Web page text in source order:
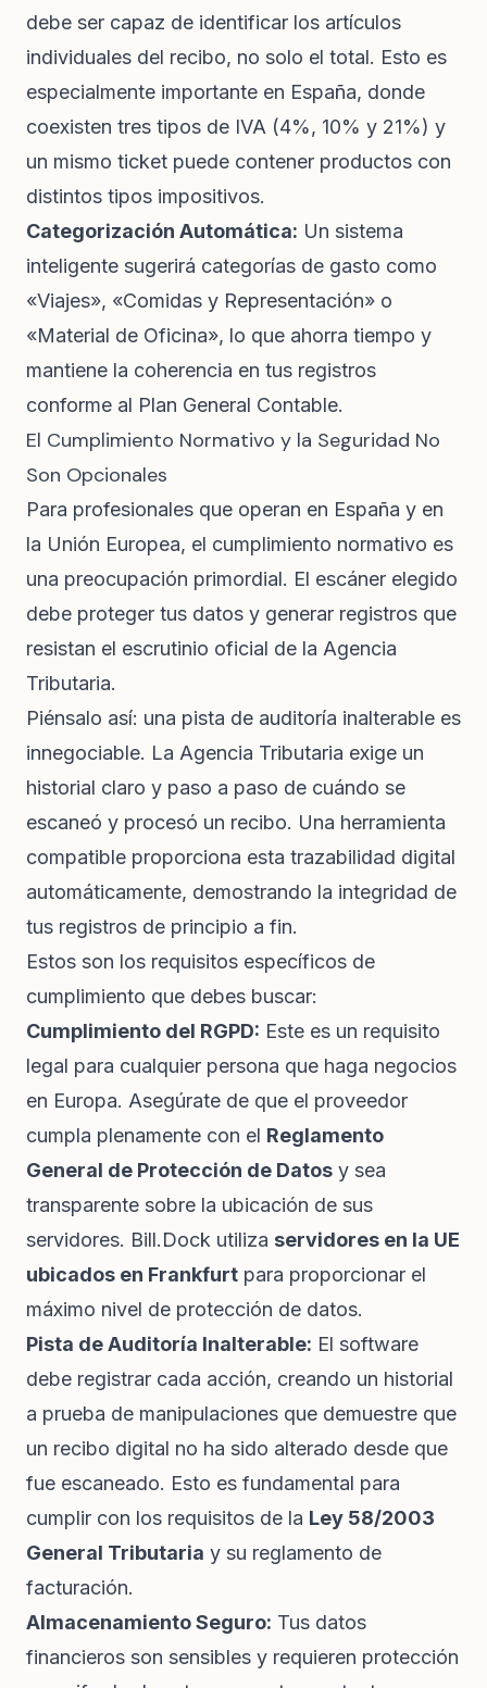
debe ser capaz de identificar los artículos
individuales del recibo, no solo el total. Esto es
especialmente importante en España, donde
coexisten tres tipos de IVA (4%, 10% y 21%) y
un mismo ticket puede contener productos con
distintos tipos impositivos.
Categorización Automática: Un sistema
inteligente sugerirá categorías de gasto como
«Viajes», «Comidas y Representación» o
«Material de Oficina», lo que ahorra tiempo y
mantiene la coherencia en tus registros
conforme al Plan General Contable.
El Cumplimiento Normativo y la Seguridad No
Son Opcionales
Para profesionales que operan en España y en
la Unión Europea, el cumplimiento normativo es
una preocupación primordial. El escáner elegido
debe proteger tus datos y generar registros que
resistan el escrutinio oficial de la Agencia
Tributaria.
Piénsalo así: una pista de auditoría inalterable es
innegociable. La Agencia Tributaria exige un
historial claro y paso a paso de cuándo se
escaneó y procesó un recibo. Una herramienta
compatible proporciona esta trazabilidad digital
automáticamente, demostrando la integridad de
tus registros de principio a fin.
Estos son los requisitos específicos de
cumplimiento que debes buscar:
Cumplimiento del RGPD: Este es un requisito
legal para cualquier persona que haga negocios
en Europa. Asegúrate de que el proveedor
cumpla plenamente con el Reglamento
General de Protección de Datos y sea
transparente sobre la ubicación de sus
servidores. Bill.Dock utiliza servidores en la UE
ubicados en Frankfurt para proporcionar el
máximo nivel de protección de datos.
Pista de Auditoría Inalterable: El software
debe registrar cada acción, creando un historial
a prueba de manipulaciones que demuestre que
un recibo digital no ha sido alterado desde que
fue escaneado. Esto es fundamental para
cumplir con los requisitos de la Ley 58/2003
General Tributaria y su reglamento de
facturación.
Almacenamiento Seguro: Tus datos
financieros son sensibles y requieren protección